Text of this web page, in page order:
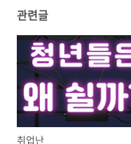
관련글
취업난